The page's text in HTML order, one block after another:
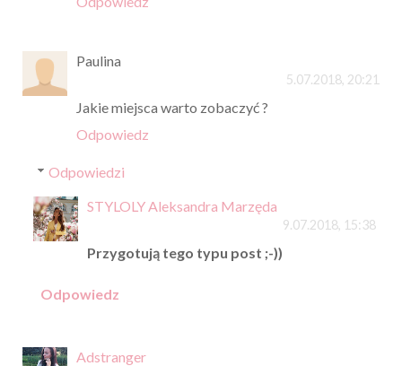
Paulina
5.07.2018, 20:21
Jakie miejsca warto zobaczyć ?
Odpowiedz
Odpowiedzi
STYLOLY Aleksandra Marzęda
9.07.2018, 15:38
Przygotują tego typu post ;-))
Odpowiedz
Adstranger